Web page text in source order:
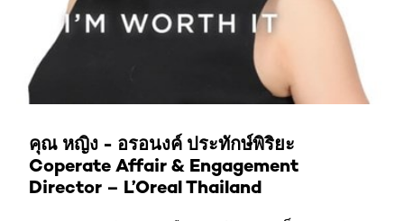
คุณ หญิง - อรอนงค์ ประทักษ์พิริยะ
Coperate Affair & Engagement
Director – L’Oreal Thailand